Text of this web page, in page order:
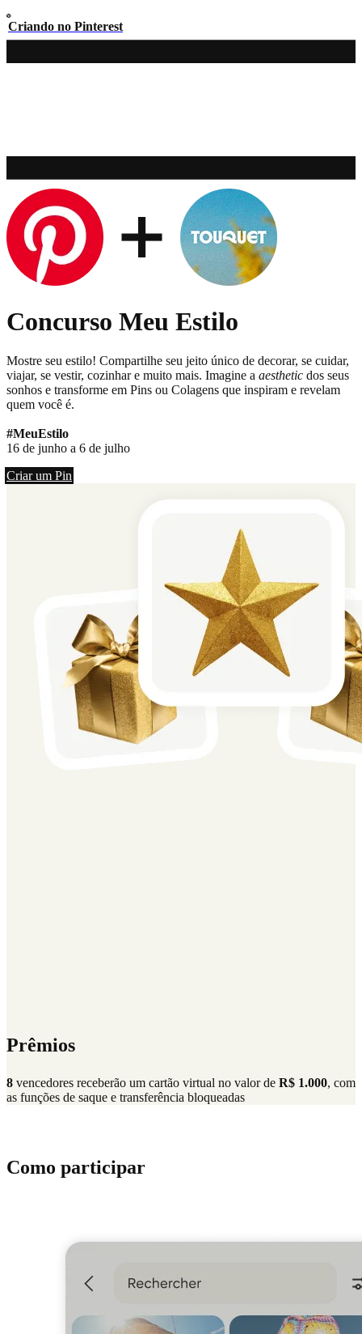
Criando no Pinterest
Concurso Meu Estilo
Mostre seu estilo! Compartilhe seu jeito único de decorar, se cuidar,
viajar, se vestir, cozinhar e muito mais. Imagine a aesthetic dos seus
sonhos e transforme em Pins ou Colagens que inspiram e revelam
quem você é.
#MeuEstilo
16 de junho a 6 de julho
Criar um Pin
Prêmios
8 vencedores receberão um cartão virtual no valor de R$ 1.000, com
as funções de saque e transferência bloqueadas
Como participar